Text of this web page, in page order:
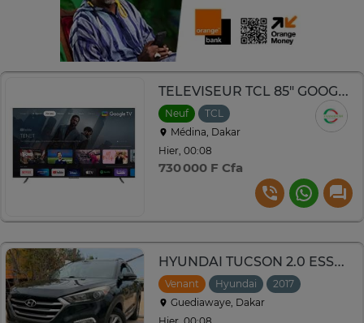
TELEVISEUR TCL 85" GOOGLE TV QLED 4K P745/85C655ZXM
Neuf
TCL
Médina, Dakar
Hier, 00:08
730 000 F Cfa
HYUNDAI TUCSON 2.0 ESSENCE AUTOMATIQUE 2017
Venant Hyundai 2017
Guediawaye, Dakar